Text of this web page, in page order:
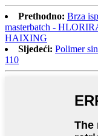
Prethodno: Brza
masterbatch -
HAIXING
Sljedeći: Polimer
110